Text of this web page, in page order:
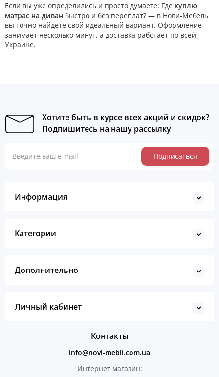
Если вы уже определились и просто думаете: Где куплю
матрас на диван быстро и без переплат? — в Нови-Мебель
вы точно найдете свой идеальный вариант. Оформление
занимает несколько минут, а доставка работает по всей
Украине.
Хотите быть в курсе всех акций и скидок?
Подпишитесь на нашу рассылку
Подписаться
Информация
Категории
Дополнительно
Личный кабинет
Контакты
info@novi-mebli.com.ua
Интернет магазин: